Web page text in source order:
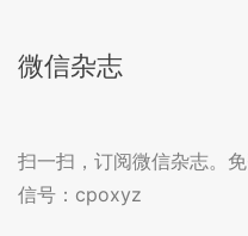
微信杂志
扫一扫，订阅微信杂志。
信号：cpoxyz